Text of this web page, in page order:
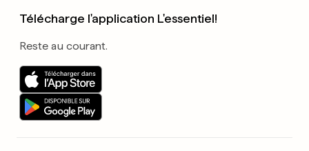
Télécharge l'application L'essentiel!
Reste au courant.